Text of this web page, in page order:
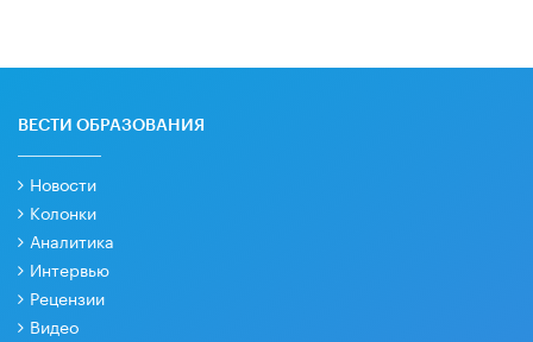
ВЕСТИ ОБРАЗОВАНИЯ
Новости
Колонки
Аналитика
Интервью
Рецензии
Видео